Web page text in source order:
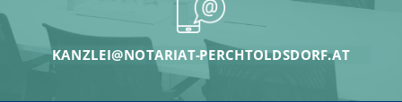
KANZLEI@NOTARIAT-PERCHTOLDSDORF.AT